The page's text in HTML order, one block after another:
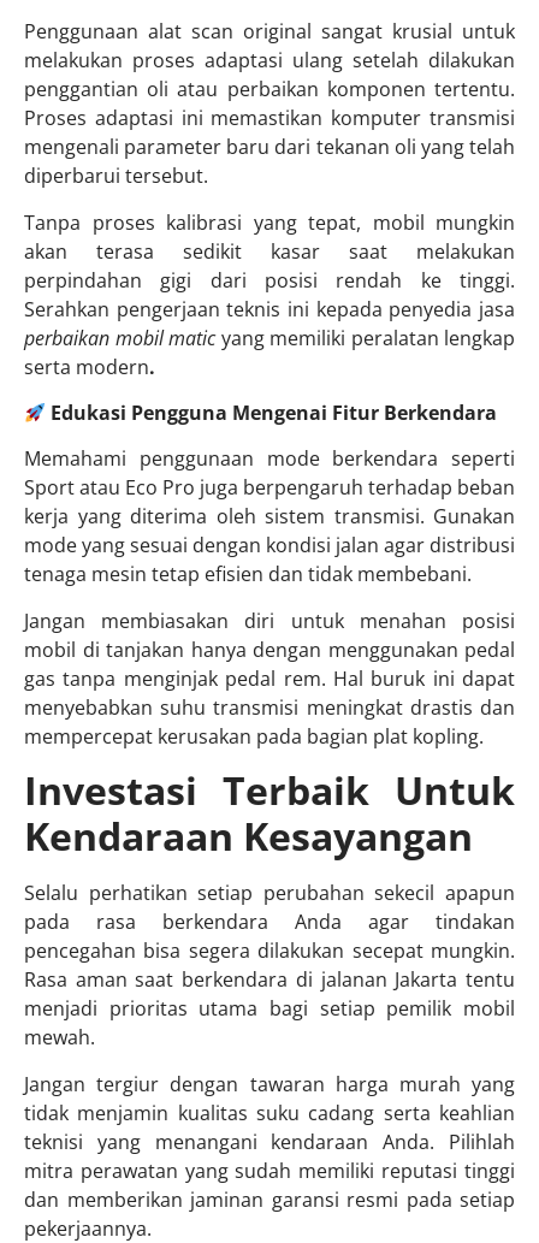
Penggunaan alat scan original sangat krusial untuk
melakukan proses adaptasi ulang setelah dilakukan
penggantian oli atau perbaikan komponen tertentu.
Proses adaptasi ini memastikan komputer transmisi
mengenali parameter baru dari tekanan oli yang telah
diperbarui tersebut.
Tanpa proses kalibrasi yang tepat, mobil mungkin
akan terasa sedikit kasar saat melakukan
perpindahan gigi dari posisi rendah ke tinggi.
Serahkan pengerjaan teknis ini kepada penyedia jasa
perbaikan mobil maticyang memiliki peralatan lengkap
serta modern.
Edukasi Pengguna Mengenai Fitur Berkendara
Memahami penggunaan mode berkendara seperti
Sport atau Eco Pro juga berpengaruh terhadap beban
kerja yang diterima oleh sistem transmisi. Gunakan
mode yang sesuai dengan kondisi jalan agar distribusi
tenaga mesin tetap efisien dan tidak membebani.
Jangan membiasakan diri untuk menahan posisi
mobil di tanjakan hanya dengan menggunakan pedal
gas tanpa menginjak pedal rem. Hal buruk ini dapat
menyebabkan suhu transmisi meningkat drastis dan
mempercepat kerusakan pada bagian plat kopling.
Investasi Terbaik Untuk
Kendaraan Kesayangan
Selalu perhatikan setiap perubahan sekecil apapun
pada rasa berkendara Anda agar tindakan
pencegahan bisa segera dilakukan secepat mungkin.
Rasa aman saat berkendara di jalanan Jakarta tentu
menjadi prioritas utama bagi setiap pemilik mobil
mewah.
Jangan tergiur dengan tawaran harga murah yang
tidak menjamin kualitas suku cadang serta keahlian
teknisi yang menangani kendaraan Anda. Pilihlah
mitra perawatan yang sudah memiliki reputasi tinggi
dan memberikan jaminan garansi resmi pada setiap
pekerjaannya.